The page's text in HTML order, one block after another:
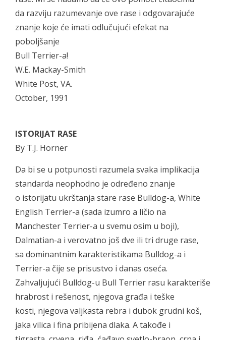
da razviju razumevanje ove rase i odgovarajuće
znanje koje će imati odlučujući efekat na
poboljšanje
Bull Terrier-a!
W.E. Mackay-Smith
White Post, VA.
October, 1991
ISTORIJAT RASE
By T.J. Horner
Da bi se u potpunosti razumela svaka implikacija
standarda neophodno je određeno znanje
o istorijatu ukrštanja stare rase Bulldog-a, White
English Terrier-a (sada izumro a ličio na
Manchester Terrier-a u svemu osim u boji),
Dalmatian-a i verovatno još dve ili tri druge rase,
sa dominantnim karakteristikama Bulldog-a i
Terrier-a čije se prisustvo i danas oseća.
Zahvaljujući Bulldog-u Bull Terrier rasu karakteriše
hrabrost i rešenost, njegova građa i teške
kosti, njegova valjkasta rebra i dubok grudni koš,
jaka vilica i fina pribijena dlaka. A takođe i